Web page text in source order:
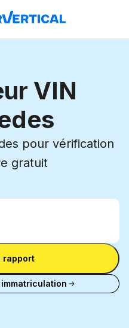
VIN
pour vérification
gratuit
rapport
immatriculation